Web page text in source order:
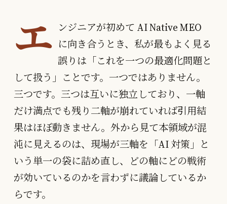
エ ンジニアが初めて AI Native MEO
に向き合うとき、私が最もよく見る
誤りは「これを一つの最適化問題と
して扱う」ことです。一つではありません。
三つです。三つは互いに独立しており、一軸
だけ満点でも残り二軸が崩れていれば引用結
果はほぼ動きません。外から見て本領域が混
沌に見えるのは、現場が三軸を「AI 対策」と
いう単一の袋に詰め直し、どの軸にどの戦術
が効いているのかを言わずに議論しているか
らです。